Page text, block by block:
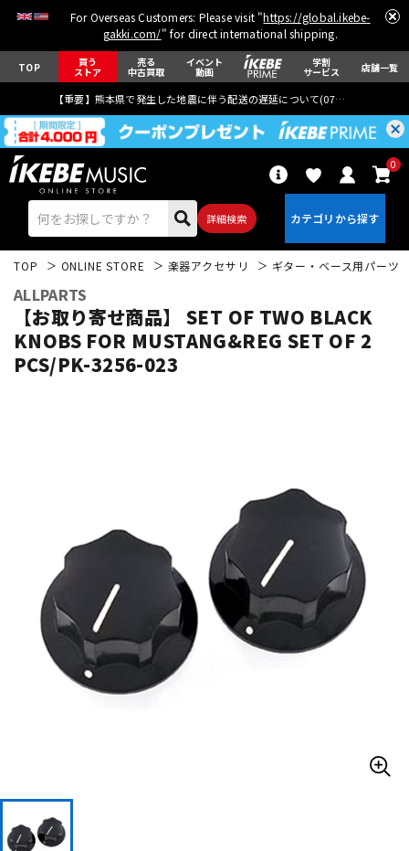
For Overseas Customers: Please visit "https://global.ikebe-
gakki.com/" for direct international shipping.
TOP 買う
ストア
売る
中古買取
イベント
動画
学割
サービス 店舗一覧
【重要】熊本県で発生した地震に伴う配送の遅延について(07月29日
詳細検索
0
エレキギター
パーカッション
電子ピアノ
管楽器
アンプ
TOP ONLINE STORE 楽器アクセサリ ギター・ベース用パーツ
ALLPARTS
【お取り寄せ商品】 SET OF TWO BLACK
KNOBS FOR MUSTANG&REG SET OF 2
PCS/PK-3256-023